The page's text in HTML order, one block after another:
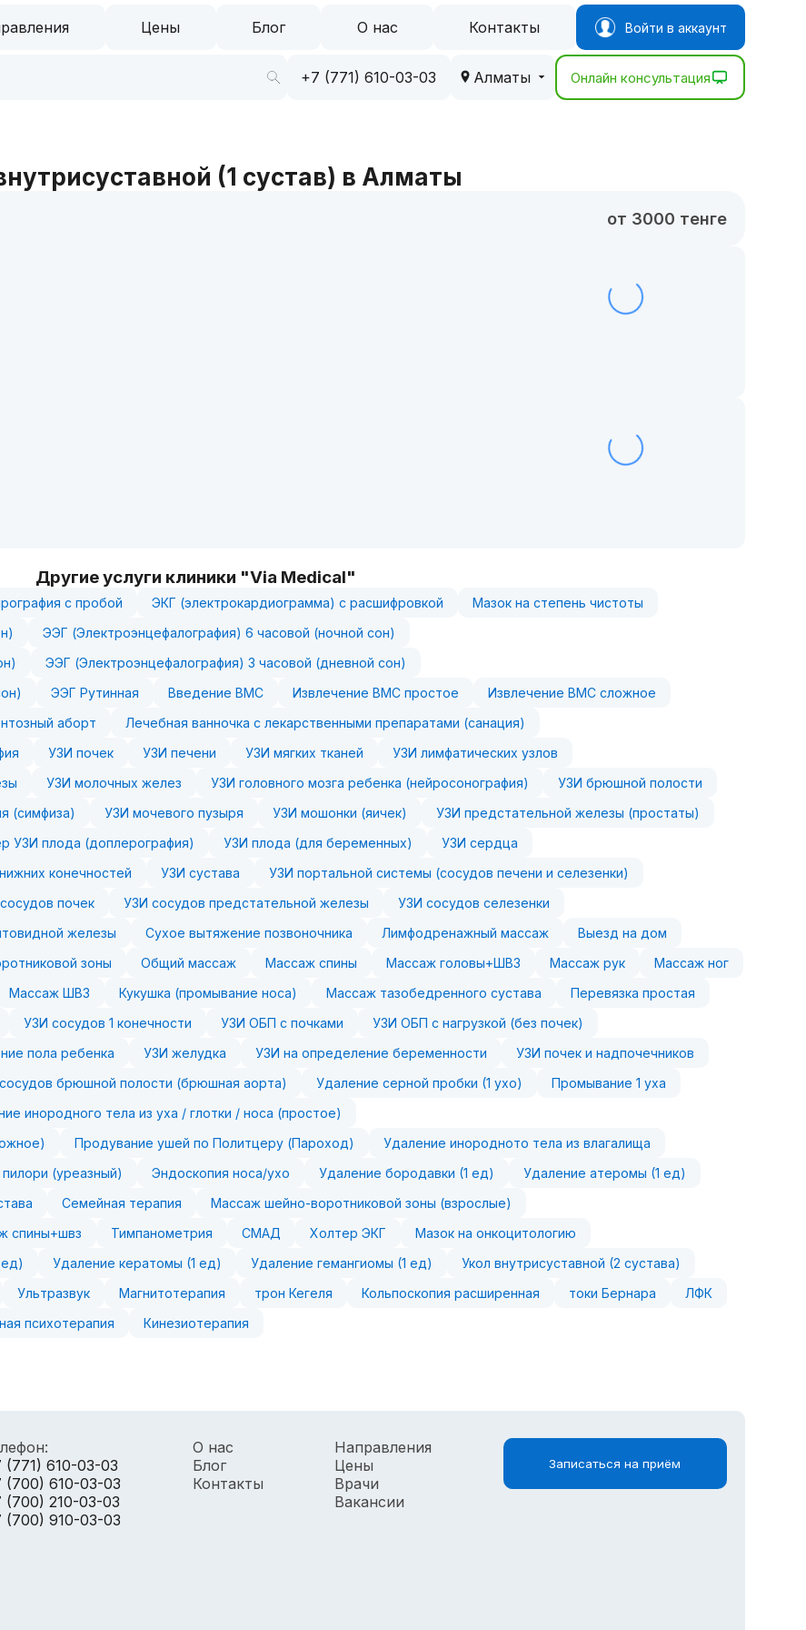
Цены Блог О нас Контакты Войти в аккаунт
+7 (771) 610-03-03 Алматы Онлайн консультация
(1 сустав) в Алматы
от 3000 тенге
Другие услуги клиники "Via Medical"
с пробой ЭКГ (электрокардиограмма) с расшифровкой
Мазок на степень чистоты
ЭЭГ (Электроэнцефалография) 6 часовой (ночной сон)
ЭЭГ (Электроэнцефалография) 3 часовой (дневной сон)
ЭЭГ Рутинная Введение ВМС Извлечение ВМС простое
Извлечение ВМС сложное
аборт
Лечебная ванночка с лекарственными препаратами (санация)
УЗИ почек УЗИ печени УЗИ мягких тканей
УЗИ лимфатических узлов
УЗИ молочных желез УЗИ головного мозга ребенка (нейросонография)
УЗИ брюшной полости
(симфиза) УЗИ мочевого пузыря УЗИ мошонки (яичек)
УЗИ предстательной железы (простаты)
УЗИ плода (доплерография) УЗИ плода (для беременных)
УЗИ сердца
конечностей УЗИ сустава
УЗИ портальной системы (сосудов печени и селезенки)
почек УЗИ сосудов предстательной железы
УЗИ сосудов селезенки
железы Сухое вытяжение позвоночника Лимфодренажный массаж
Выезд на дом
зоны Общий массаж Массаж спины Массаж головы+ШВЗ Массаж рук
Массаж ног
Массаж ШВЗ Кукушка (промывание носа) Массаж тазобедренного сустава
Перевязка простая
УЗИ сосудов 1 конечности УЗИ ОБП с почками
УЗИ ОБП с нагрузкой (без почек)
пола ребенка УЗИ желудка УЗИ на определение беременности
УЗИ почек и надпочечников
брюшной полости (брюшная аорта) Удаление серной пробки (1 ухо)
Промывание 1 уха
инородного тела из уха / глотки / носа (простое)
Продувание ушей по Политцеру (Пароход)
Удаление инородното тела из влагалища
(уреазный) Эндоскопия носа/ухо Удаление бородавки (1 ед)
Удаление атеромы (1 ед)
Семейная терапия
Массаж шейно-воротниковой зоны (взрослые)
спины+швз Тимпанометрия СМАД Холтер ЭКГ
Мазок на онкоцитологию
Удаление кератомы (1 ед) Удаление гемангиомы (1 ед)
Укол внутрисуставной (2 сустава)
Ультразвук Магнитотерапия трон Кегеля Кольпоскопия расширенная токи Бернара
ЛФК
психотерапия Кинезиотерапия
(771) 610-03-03
(700) 610-03-03
(700) 210-03-03
(700) 910-03-03
О нас
Блог
Контакты
Направления
Цены
Врачи
Вакансии
Записаться на приём